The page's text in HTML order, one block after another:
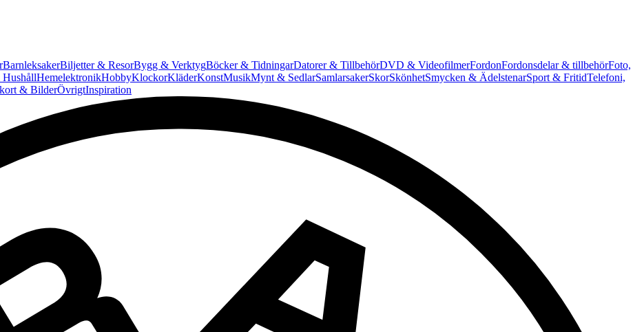
BarnleksakerBiljetter & ResorBygg & VerktygBöcker & TidningarDatorer & TillbehörDVD & VideofilmerFordonFordonsdelar & tillbehörFoto,
HemelektronikHobbyKlockorKläderKonstMusikMynt & SedlarSamlarsakerSkorSkönhetSmycken & ÄdelstenarSport & FritidTelefoni,
& BilderÖvrigtInspiration